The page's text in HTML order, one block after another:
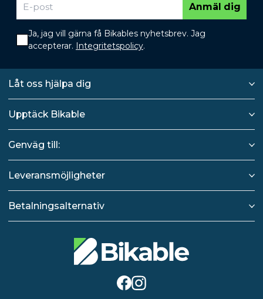
Anmäl dig
Ja, jag vill gärna få Bikables nyhetsbrev. Jag
accepterar. Integritetspolicy.
Låt oss hjälpa dig
Upptäck Bikable
Genväg till:
Leveransmöjligheter
Betalningsalternativ